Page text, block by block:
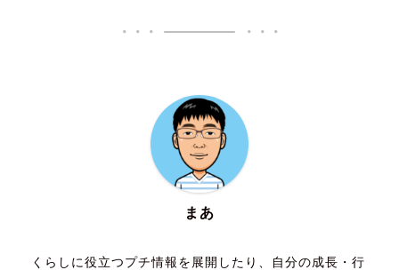
まあ
くらしに役立つプチ情報を展開したり、自分の成長・行